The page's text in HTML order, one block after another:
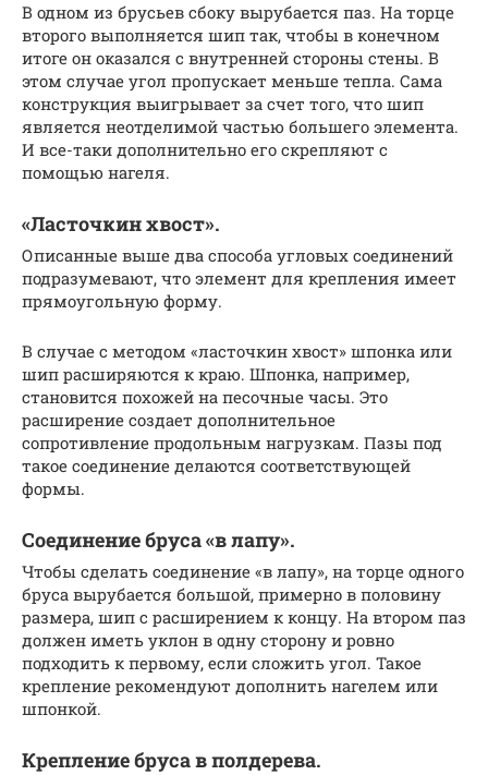
В одном из брусьев сбоку вырубается паз. На торце
второго выполняется шип так, чтобы в конечном
итоге он оказался с внутренней стороны стены. В
этом случае угол пропускает меньше тепла. Сама
конструкция выигрывает за счет того, что шип
является неотделимой частью большего элемента.
И все-таки дополнительно его скрепляют с
помощью нагеля.
«Ласточкин хвост».
Описанные выше два способа угловых соединений
подразумевают, что элемент для крепления имеет
прямоугольную форму.
В случае с методом «ласточкин хвост» шпонка или
шип расширяются к краю. Шпонка, например,
становится похожей на песочные часы. Это
расширение создает дополнительное
сопротивление продольным нагрузкам. Пазы под
такое соединение делаются соответствующей
формы.
Соединение бруса «в лапу».
Чтобы сделать соединение «в лапу», на торце одного
бруса вырубается большой, примерно в половину
размера, шип с расширением к концу. На втором паз
должен иметь уклон в одну сторону и ровно
подходить к первому, если сложить угол. Такое
крепление рекомендуют дополнить нагелем или
шпонкой.
Крепление бруса в полдерева.